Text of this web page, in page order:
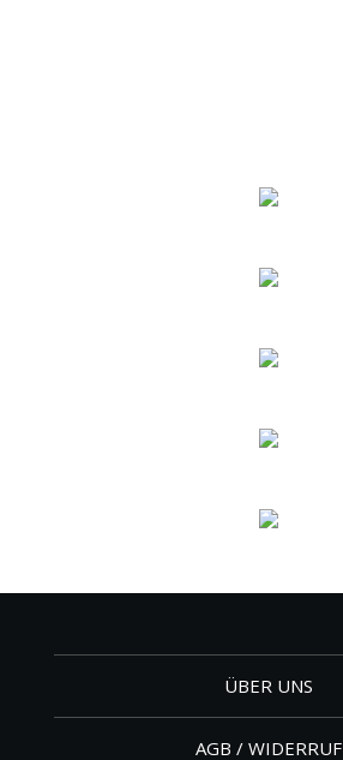
ÜBER UNS
AGB / WIDERRUF